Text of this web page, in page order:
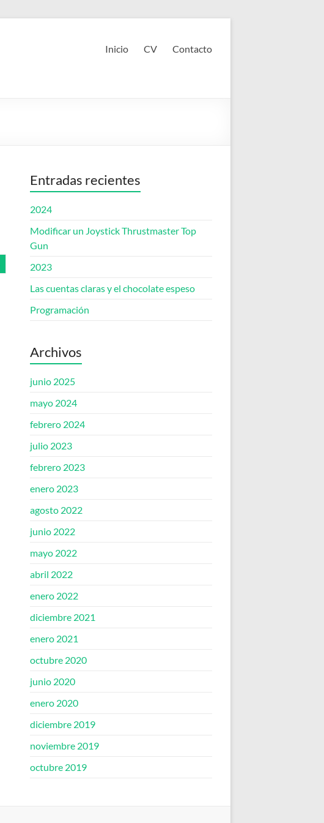
Inicio CV Contacto
Entradas recientes
2024
Modificar un Joystick Thrustmaster Top
Gun
2023
Las cuentas claras y el chocolate espeso
Programación
Archivos
junio 2025
mayo 2024
febrero 2024
julio 2023
febrero 2023
enero 2023
agosto 2022
junio 2022
mayo 2022
abril 2022
enero 2022
diciembre 2021
enero 2021
octubre 2020
junio 2020
enero 2020
diciembre 2019
noviembre 2019
octubre 2019